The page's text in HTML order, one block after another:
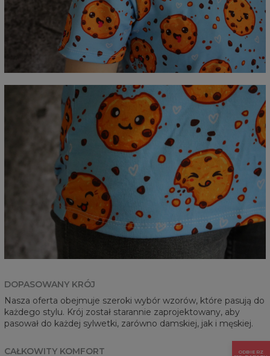
DOPASOWANY KRÓJ
Nasza oferta obejmuje szeroki wybór wzorów, które pasują do
każdego stylu. Krój został starannie zaprojektowany, aby
pasował do każdej sylwetki, zarówno damskiej, jak i męskiej.
CAŁKOWITY KOMFORT
ODBIERZ